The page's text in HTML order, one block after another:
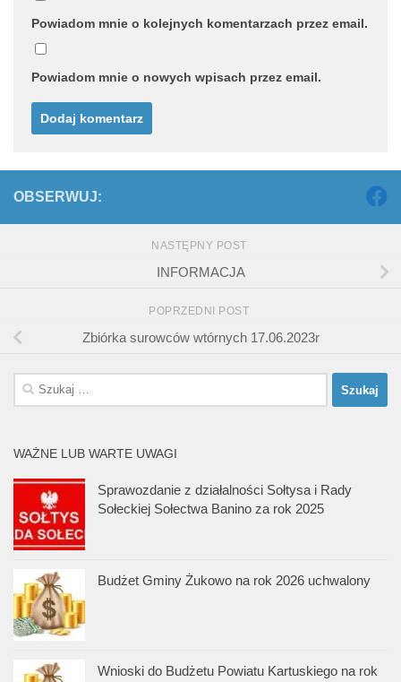
Powiadom mnie o kolejnych komentarzach przez email.
Powiadom mnie o nowych wpisach przez email.
OBSERWUJ:
NASTĘPNY POST
INFORMACJA
POPRZEDNI POST
Zbiórka surowców wtórnych 17.06.2023r
Szukaj:
WAŻNE LUB WARTE UWAGI
Sprawozdanie z działalności Sołtysa i Rady
Sołeckiej Sołectwa Banino za rok 2025
Budżet Gminy Żukowo na rok 2026 uchwalony
Wnioski do Budżetu Powiatu Kartuskiego na rok